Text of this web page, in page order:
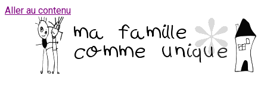
Aller au contenu